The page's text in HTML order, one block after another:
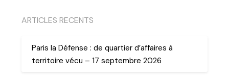
ARTICLES RECENTS
Paris la Défense : de quartier d’affaires à
territoire vécu – 17 septembre 2026